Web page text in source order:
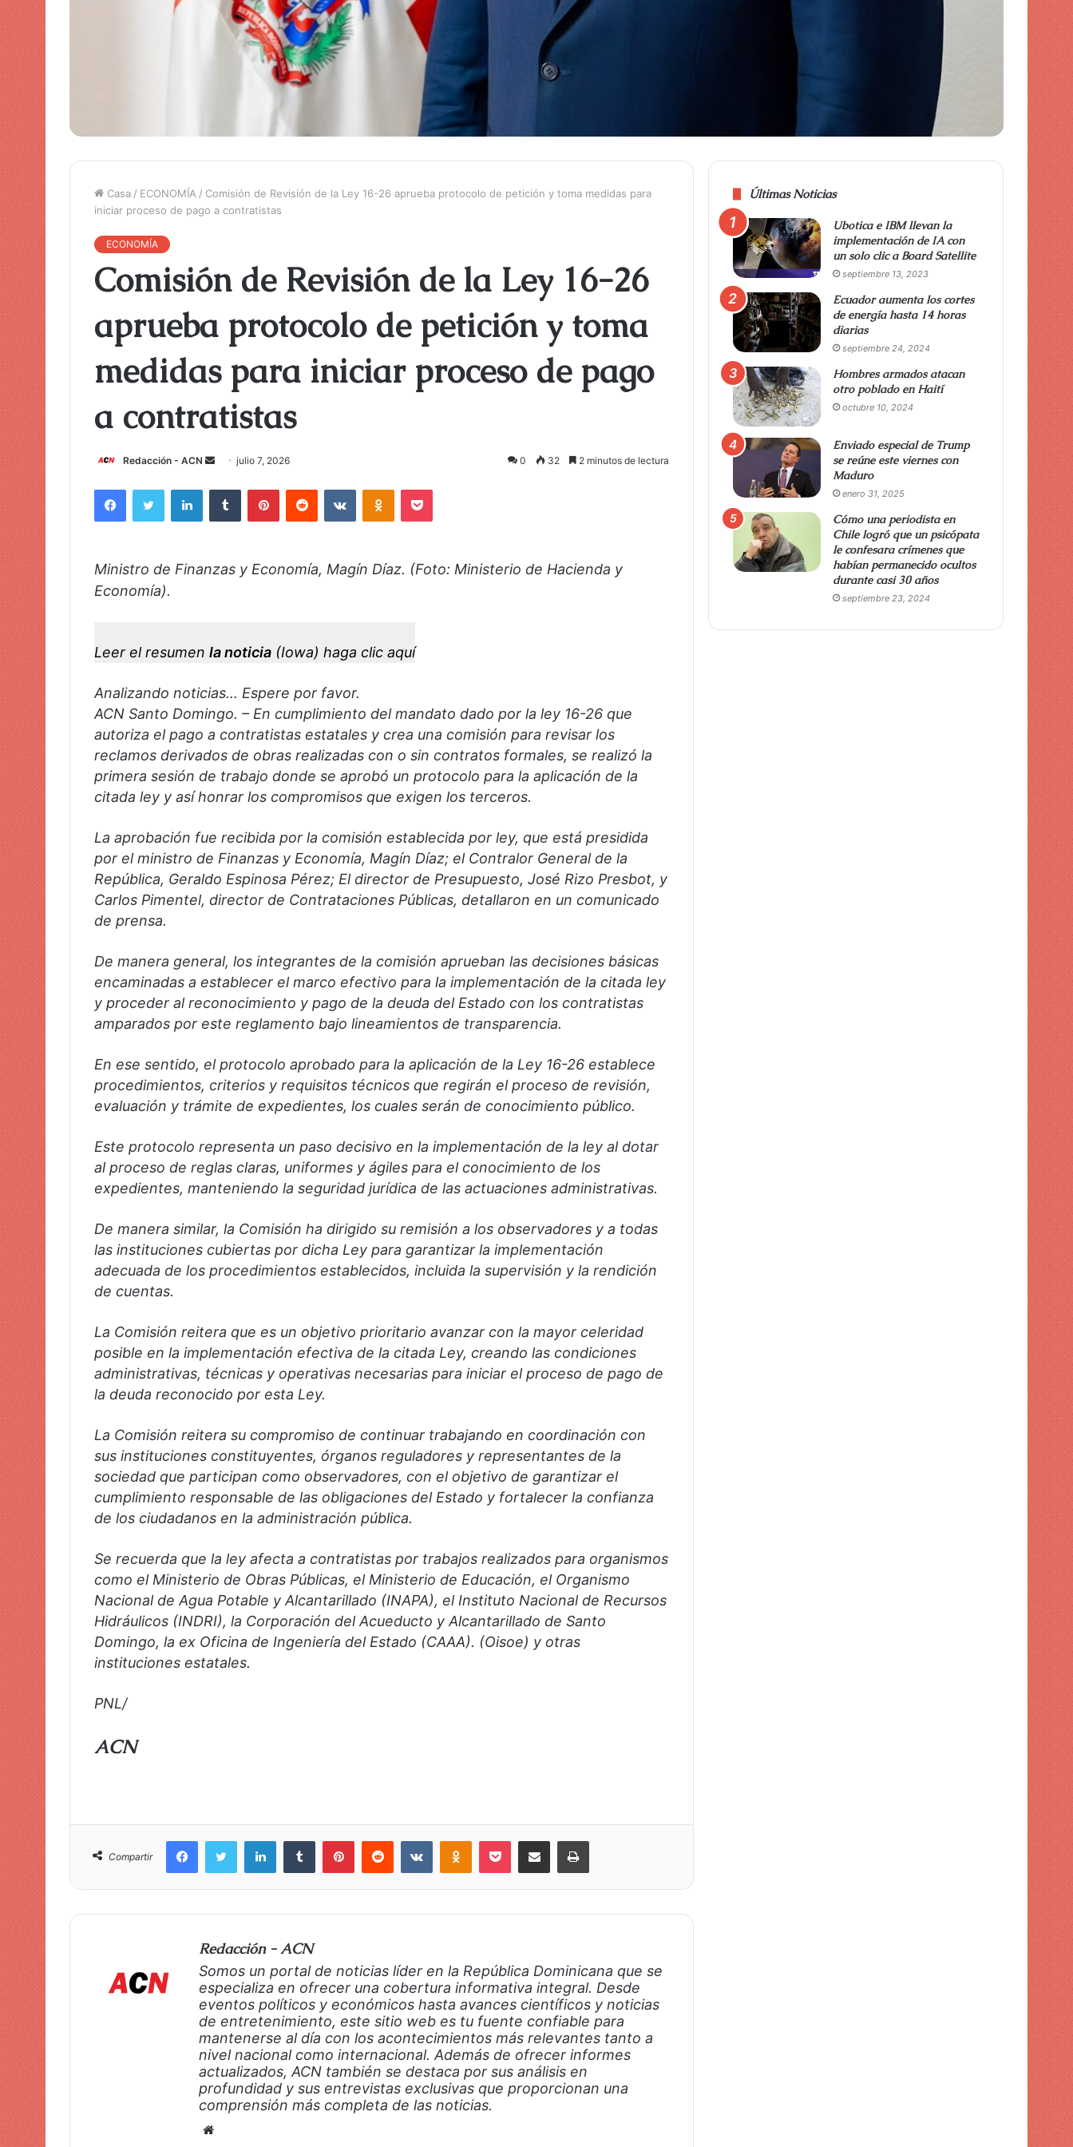
Casa / ECONOMÍA / Comisión de Revisión de la Ley 16-26 aprueba protocolo de petición y toma medidas para
iniciar proceso de pago a contratistas
ECONOMÍA
Comisión de Revisión de la Ley 16-26
aprueba protocolo de petición y toma
medidas para iniciar proceso de pago
a contratistas
Redacción - ACN
u
r
e
o
t
ó
n
i
c
julio 7, 2026 0 32 2 minutos de lectura
Ministro de Finanzas y Economía, Magín Díaz. (Foto: Ministerio de Hacienda y
Economía).
Leer el resumen la noticia (Iowa) haga clic aquí
Analizando noticias… Espere por favor.
ACN Santo Domingo. – En cumplimiento del mandato dado por la ley 16-26 que
autoriza el pago a contratistas estatales y crea una comisión para revisar los
reclamos derivados de obras realizadas con o sin contratos formales, se realizó la
primera sesión de trabajo donde se aprobó un protocolo para la aplicación de la
citada ley y así honrar los compromisos que exigen los terceros.
La aprobación fue recibida por la comisión establecida por ley, que está presidida
por el ministro de Finanzas y Economía, Magín Díaz; el Contralor General de la
República, Geraldo Espinosa Pérez; El director de Presupuesto, José Rizo Presbot, y
Carlos Pimentel, director de Contrataciones Públicas, detallaron en un comunicado
de prensa.
De manera general, los integrantes de la comisión aprueban las decisiones básicas
encaminadas a establecer el marco efectivo para la implementación de la citada ley
y proceder al reconocimiento y pago de la deuda del Estado con los contratistas
amparados por este reglamento bajo lineamientos de transparencia.
En ese sentido, el protocolo aprobado para la aplicación de la Ley 16-26 establece
procedimientos, criterios y requisitos técnicos que regirán el proceso de revisión,
evaluación y trámite de expedientes, los cuales serán de conocimiento público.
Este protocolo representa un paso decisivo en la implementación de la ley al dotar
al proceso de reglas claras, uniformes y ágiles para el conocimiento de los
expedientes, manteniendo la seguridad jurídica de las actuaciones administrativas.
De manera similar, la Comisión ha dirigido su remisión a los observadores y a todas
las instituciones cubiertas por dicha Ley para garantizar la implementación
adecuada de los procedimientos establecidos, incluida la supervisión y la rendición
de cuentas.
La Comisión reitera que es un objetivo prioritario avanzar con la mayor celeridad
posible en la implementación efectiva de la citada Ley, creando las condiciones
administrativas, técnicas y operativas necesarias para iniciar el proceso de pago de
la deuda reconocido por esta Ley.
La Comisión reitera su compromiso de continuar trabajando en coordinación con
sus instituciones constituyentes, órganos reguladores y representantes de la
sociedad que participan como observadores, con el objetivo de garantizar el
cumplimiento responsable de las obligaciones del Estado y fortalecer la confianza
de los ciudadanos en la administración pública.
Se recuerda que la ley afecta a contratistas por trabajos realizados para organismos
como el Ministerio de Obras Públicas, el Ministerio de Educación, el Organismo
Nacional de Agua Potable y Alcantarillado (INAPA), el Instituto Nacional de Recursos
Hidráulicos (INDRI), la Corporación del Acueducto y Alcantarillado de Santo
Domingo, la ex Oficina de Ingeniería del Estado (CAAA). (Oisoe) y otras
instituciones estatales.
PNL/
ACN
Compartir
Facebook LinkedIn VKontakte Bolsillo Compartir a través de Correo electrónico
Redacción - ACN
Somos un portal de noticias líder en la República Dominicana que se
especializa en ofrecer una cobertura informativa integral. Desde
eventos políticos y económicos hasta avances científicos y noticias
de entretenimiento, este sitio web es tu fuente confiable para
mantenerse al día con los acontecimientos más relevantes tanto a
nivel nacional como internacional. Además de ofrecer informes
actualizados, ACN también se destaca por sus análisis en
profundidad y sus entrevistas exclusivas que proporcionan una
comprensión más completa de las noticias.
Últimas Noticias
Ubotica e IBM llevan la
implementación de IA con
un solo clic a Board Satellite
septiembre 13, 2023
Ecuador aumenta los cortes
de energía hasta 14 horas
diarias
septiembre 24, 2024
Hombres armados atacan
otro poblado en Haití
octubre 10, 2024
Enviado especial de Trump
se reúne este viernes con
Maduro
enero 31, 2025
Cómo una periodista en
Chile logró que un psicópata
le confesara crímenes que
habían permanecido ocultos
durante casi 30 años
septiembre 23, 2024